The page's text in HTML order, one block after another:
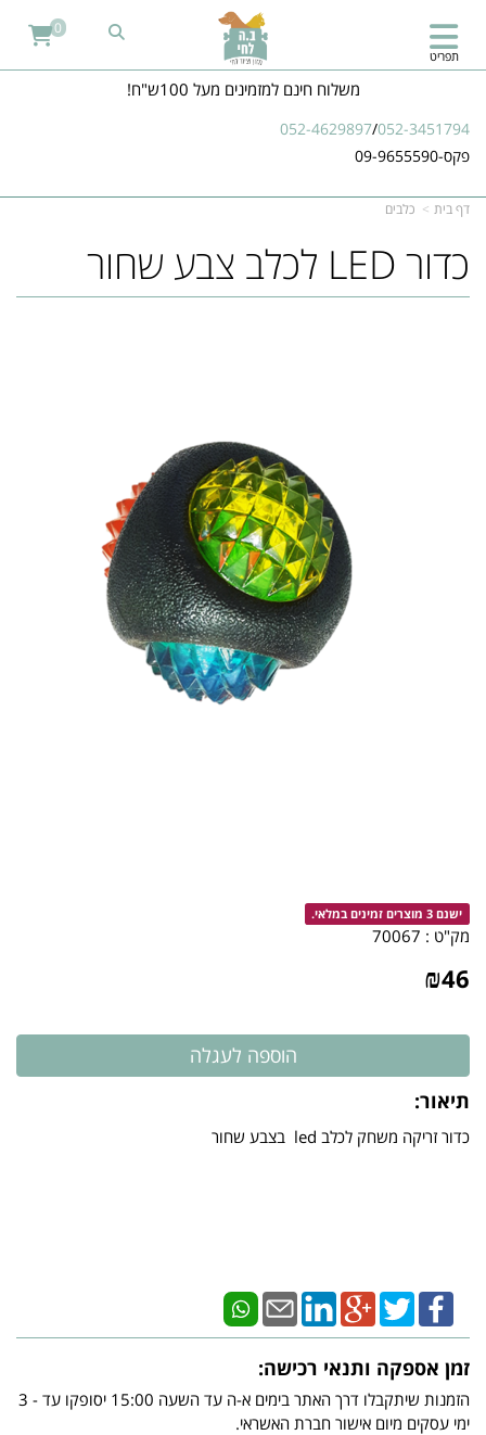
משלוח חינם למזמינים מעל 100ש"ח!
052-4629897/052-3451794
פקס-09-9655590
תפריט
0
דף בית כלבים
כדור LED לכלב צבע שחור
ישנם 3 מוצרים זמינים במלאי.
מק"ט : 70067
₪46
תיאור:
כדור זריקה משחק לכלב led בצבע שחור
זמן אספקה ותנאי רכישה:
הזמנות שיתקבלו דרך האתר בימים א-ה עד השעה 15:00 יסופקו עד - 3
ימי עסקים מיום אישור חברת האשראי.